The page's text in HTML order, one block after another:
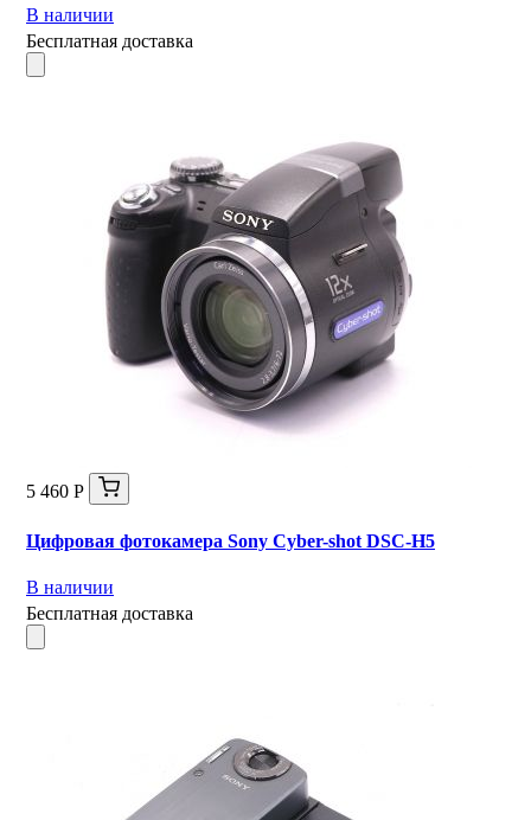
В наличии
Бесплатная доставка
5 460 Р
Цифровая фотокамера Sony Cyber-shot DSC-H5
В наличии
Бесплатная доставка